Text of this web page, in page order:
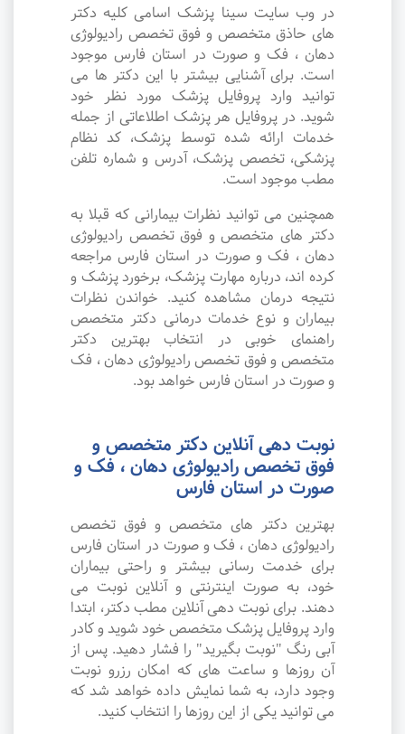
در وب سایت سینا پزشک اسامی کلیه دکتر
های حاذق متخصص و فوق تخصص رادیولوژی
دهان ، فک و صورت در استان فارس موجود
است. برای آشنایی بیشتر با این دکتر ها می
توانید وارد پروفایل پزشک مورد نظر خود
شوید. در پروفایل هر پزشک اطلاعاتی از جمله
خدمات ارائه شده توسط پزشک، کد نظام
پزشکی، تخصص پزشک، آدرس و شماره تلفن
مطب موجود است.
همچنین می توانید نظرات بیمارانی که قبلا به
دکتر های متخصص و فوق تخصص رادیولوژی
دهان ، فک و صورت در استان فارس مراجعه
کرده اند، درباره مهارت پزشک، برخورد پزشک و
نتیجه درمان مشاهده کنید. خواندن نظرات
بیماران و نوع خدمات درمانی دکتر متخصص
راهنمای خوبی در انتخاب بهترین دکتر
متخصص و فوق تخصص رادیولوژی دهان ، فک
و صورت در استان فارس خواهد بود.
نوبت دهی آنلاین دکتر متخصص و
فوق تخصص رادیولوژی دهان ، فک و
صورت در استان فارس
بهترین دکتر های متخصص و فوق تخصص
رادیولوژی دهان ، فک و صورت در استان فارس
برای خدمت رسانی بیشتر و راحتی بیماران
خود، به صورت اینترنتی و آنلاین نوبت می
دهند. برای نوبت دهی آنلاین مطب دکتر، ابتدا
وارد پروفایل پزشک متخصص خود شوید و کادر
آبی رنگ "نوبت بگیرید" را فشار دهید. پس از
آن روزها و ساعت های که امکان رزرو نوبت
وجود دارد، به شما نمایش داده خواهد شد که
می توانید یکی از این روزها را انتخاب کنید.